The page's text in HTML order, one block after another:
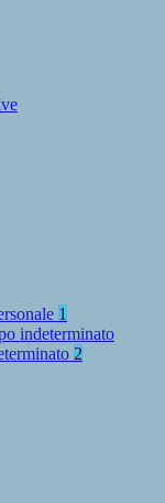
1
indeterminato
2